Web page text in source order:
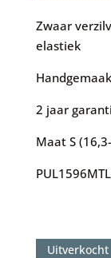
Zwaar
elastiek
2 jaar
Maat S
Uitverkocht